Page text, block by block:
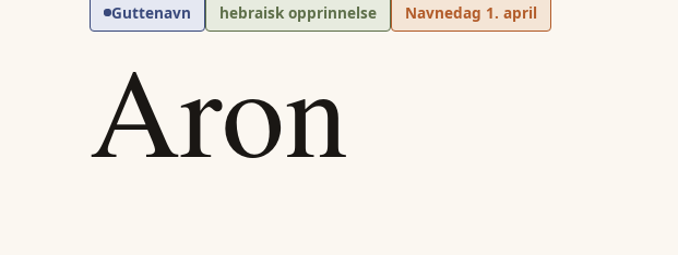
Guttenavn hebraisk opprinnelse Navnedag 1. april
Aron